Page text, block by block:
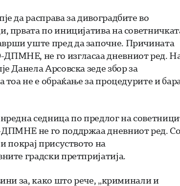
да расправа за дивоградбите во
првата по иницијатива на
уште пред да започне. Причината
не го изгласаа дневниот ред.
Данела Арсовска зеде збор за
не е обраќање за процедурите и
седница по предлог на
не го поддржаа дневниот ред. Со
покрај присуството на
градски претпријатија.
за, како што рече, „криминали и